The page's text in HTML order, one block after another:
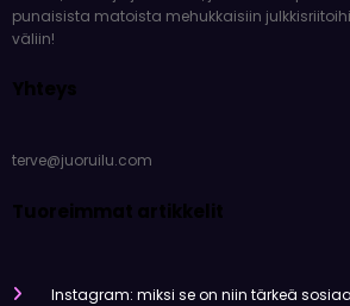
punaisista matoista mehukkaisiin
väliin!
Yhteys
terve@juoruilu.com
Tuoreimmat artikkelit
Instagram: miksi se on niin tärkeä